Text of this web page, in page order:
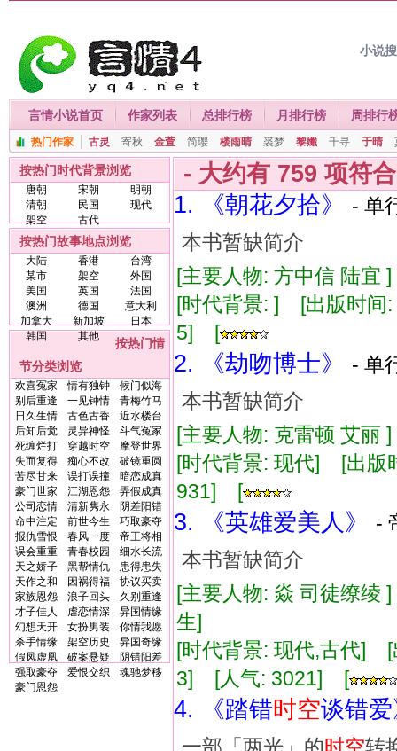
小说
言情小说首页 作家列表 总排行榜 月排行榜 周排行
热门作家 古灵 寄秋 金萱 简璎 楼雨晴 裘梦 黎孅 千寻 于晴
按热门时代背景浏览
唐朝 宋朝
明朝
清朝
民国
现代
架空
古代
按热门故事地点浏览
大陆 香港
台湾
某市
架空
外国
美国
英国
法国
澳洲
德国
意大利
加拿大
新加坡
日本
韩国
其他
按热门情
节分类浏览
欢喜冤家 情有独钟
候门似海
别后重逢
一见钟情
青梅竹马
日久生情
古色古香
近水楼台
后知后觉
灵异神怪
斗气冤家
死缠烂打
穿越时空
摩登世界
失而复得
痴心不改
破镜重圆
苦尽甘来
误打误撞
暗恋成真
豪门世家
江湖恩怨
弄假成真
公司恋情
清新隽永
阴差阳错
命中注定
前世今生
巧取豪夺
报仇雪恨
春风一度
帝王将相
误会重重
青春校园
细水长流
天之娇子
黑帮情仇
患得患失
天作之和
因祸得福
协议买卖
家族恩怨
浪子回头
久别重逢
才子佳人
虐恋情深
异国情缘
幻想天开
女扮男装
你情我愿
杀手情缘
架空历史
异国奇缘
假凤虚凰
破案悬疑
阴错阳差
强取豪夺
爱恨交织
魂驰梦移
豪门恩怨
- 大约有 759 项符
1. 《朝花夕拾》
- 单
本书暂缺简介
[主要人物: 方中信 陆
[时代背景: ] [出版时
5] [
2. 《劫吻博士》
- 单
本书暂缺简介
[主要人物: 克雷顿 艾
[时代背景: 现代] [出
931] [
3. 《英雄爱美人》
-
本书暂缺简介
[主要人物: 焱 司徒缭
生]
[时代背景: 现代,古代]
3] [人气: 3021] [
4. 《踏错时空谈错